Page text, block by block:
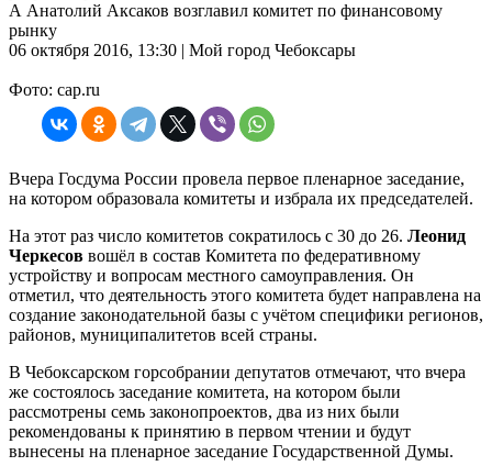
А Анатолий Аксаков возглавил комитет по финансовому
рынку
06 октября 2016, 13:30 | Мой город Чебоксары
Фото: cap.ru
Вчера Госдума России провела первое пленарное заседание,
на котором образовала комитеты и избрала их председателей.
На этот раз число комитетов сократилось с 30 до 26. Леонид
Черкесов вошёл в состав Комитета по федеративному
устройству и вопросам местного самоуправления. Он
отметил, что деятельность этого комитета будет направлена на
создание законодательной базы с учётом специфики регионов,
районов, муниципалитетов всей страны.
В Чебоксарском горсобрании депутатов отмечают, что вчера
же состоялось заседание комитета, на котором были
рассмотрены семь законопроектов, два из них были
рекомендованы к принятию в первом чтении и будут
вынесены на пленарное заседание Государственной Думы.